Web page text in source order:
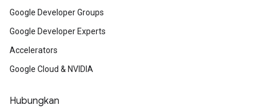
Google Developer Groups
Google Developer Experts
Accelerators
Google Cloud & NVIDIA
Hubungkan